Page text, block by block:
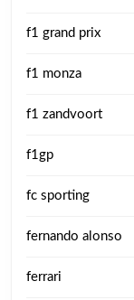
f1 grand prix
f1 monza
f1 zandvoort
f1gp
fc sporting
fernando alonso
ferrari